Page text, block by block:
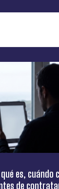
es, cuándo
de